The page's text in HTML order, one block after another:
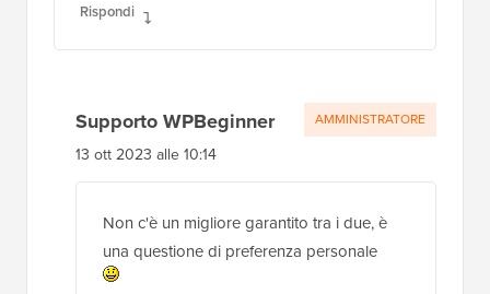
Rispondi
Supporto WPBeginner
13 ott 2023 alle 10:14
Non c'è un migliore garantito tra i due, è
una questione di preferenza personale
AMMINISTRATORE